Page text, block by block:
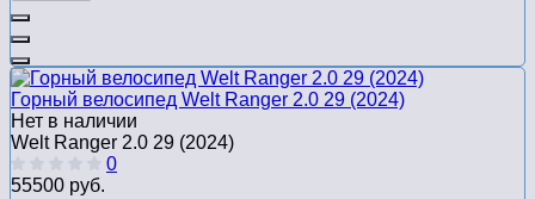
Горный велосипед Welt Ranger 2.0 29 (2024)
Нет в наличии
Welt Ranger 2.0 29 (2024)
0
55500 руб.